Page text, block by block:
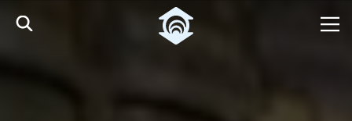
Pular para o Conteúdo principal